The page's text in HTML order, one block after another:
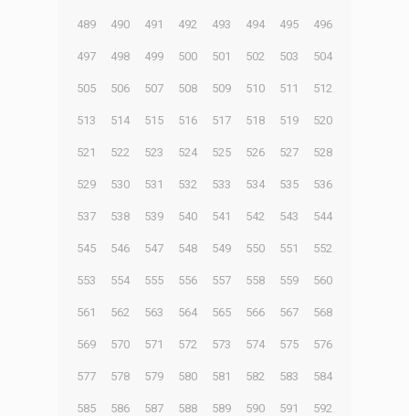
489 490 491 492 493 494 495 496
497 498 499 500 501 502 503 504
505 506 507 508 509 510 511 512
513 514 515 516 517 518 519 520
521 522 523 524 525 526 527 528
529 530 531 532 533 534 535 536
537 538 539 540 541 542 543 544
545 546 547 548 549 550 551 552
553 554 555 556 557 558 559 560
561 562 563 564 565 566 567 568
569 570 571 572 573 574 575 576
577 578 579 580 581 582 583 584
585 586 587 588 589 590 591 592